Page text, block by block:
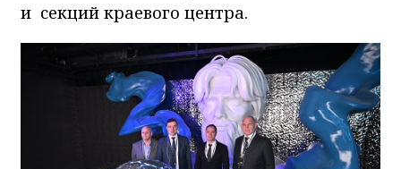
и секций краевого центра.